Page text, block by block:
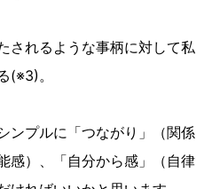
されるような事柄に対して私
(※3)。
ンプルに「つながり」（関係
感）、「自分から感」（自律